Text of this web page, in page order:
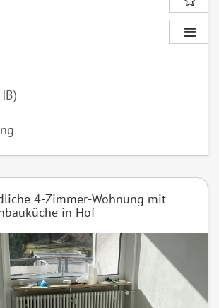
4-Zimmer-Wohnung mit
in Hof